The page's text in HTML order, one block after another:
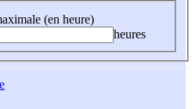
(en heure)
heures